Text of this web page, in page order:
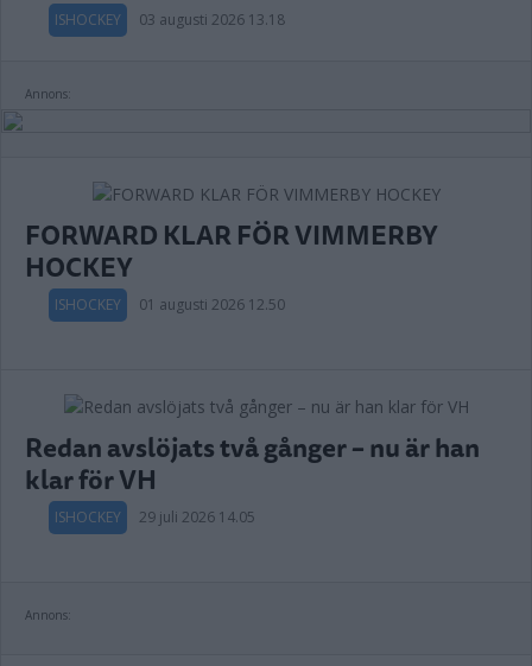
ISHOCKEY 03 augusti 2026 13.18
Annons:
FORWARD KLAR FÖR VIMMERBY
HOCKEY
ISHOCKEY 01 augusti 2026 12.50
Redan avslöjats två gånger – nu är han
klar för VH
ISHOCKEY 29 juli 2026 14.05
Annons: